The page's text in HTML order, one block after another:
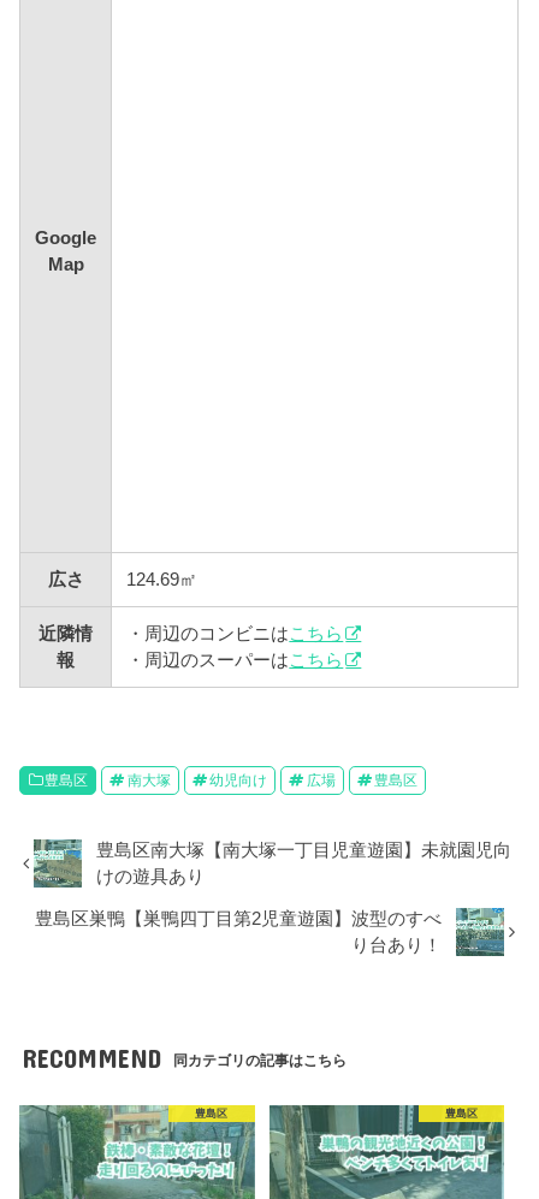
Google
Map
広さ 124.69㎡
近隣情
報
・周辺のコンビニはこちら
・周辺のスーパーはこちら
豊島区 南大塚 幼児向け 広場 豊島区
豊島区南大塚【南大塚一丁目児童遊園】未就園児向
けの遊具あり
豊島区巣鴨【巣鴨四丁目第2児童遊園】波型のすべ
り台あり！
RECOMMEND 同カテゴリの記事はこちら
豊島区 豊島区